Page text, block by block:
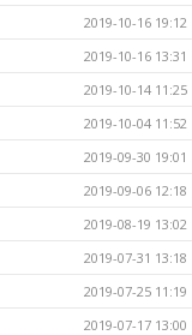
2019-10-16 19:12
2019-10-16 13:31
2019-10-14 11:25
2019-10-04 11:52
2019-09-30 19:01
2019-09-06 12:18
2019-08-19 13:02
2019-07-31 13:18
2019-07-25 11:19
2019-07-17 13:00